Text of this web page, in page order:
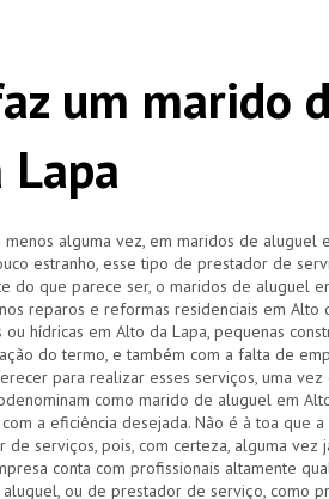
um marido
alguma vez, em maridos de aluguel
estranho, esse tipo de prestador de
do que parece ser, o maridos de aluguel
reparos e reformas residenciais em Alto
hídricas em Alto da Lapa, pequenas
do termo, e também com a falta de
para realizar esses serviços, uma
como marido de aluguel em
a eficiência desejada. Não é à toa que
serviços, pois, com certeza, alguma vez
conta com profissionais altamente
ou de prestador de serviço, como